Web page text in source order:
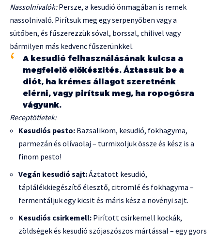
Nassolnivalók:Persze, a kesudió önmagában is remek
nassolnivaló. Pirítsuk meg egy serpenyőben vagy a
sütőben, és fűszerezzük sóval, borssal, chilivel vagy
bármilyen más kedvenc fűszerünkkel.
A kesudió felhasználásának kulcsa a
megfelelő előkészítés. Áztassuk be a
diót, ha krémes állagot szeretnénk
elérni, vagy pirítsuk meg, ha ropogósra
vágyunk.
Receptötletek:
Kesudiós pesto: Bazsalikom, kesudió, fokhagyma,
parmezán és olívaolaj – turmixoljuk össze és kész is a
finom pesto!
Vegán kesudió sajt:Áztatott kesudió,
táplálékkiegészítő élesztő, citromlé és fokhagyma –
fermentáljuk egy kicsit és máris kész a növényi sajt.
Kesudiós csirkemell: Pirított csirkemell kockák,
zöldségek és kesudió szójaszószos mártással – egy gyors